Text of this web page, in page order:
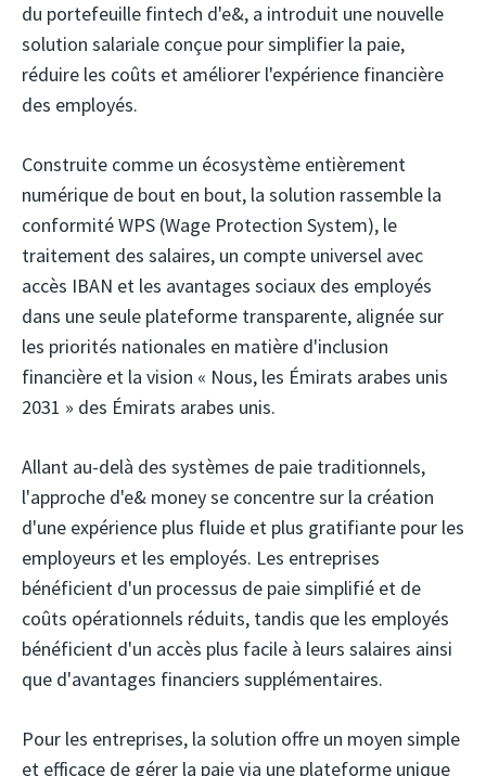
du portefeuille fintech d'e&, a introduit une nouvelle
solution salariale conçue pour simplifier la paie,
réduire les coûts et améliorer l'expérience financière
des employés.
Construite comme un écosystème entièrement
numérique de bout en bout, la solution rassemble la
conformité WPS (Wage Protection System), le
traitement des salaires, un compte universel avec
accès IBAN et les avantages sociaux des employés
dans une seule plateforme transparente, alignée sur
les priorités nationales en matière d'inclusion
financière et la vision « Nous, les Émirats arabes unis
2031 » des Émirats arabes unis.
Allant au-delà des systèmes de paie traditionnels,
l'approche d'e& money se concentre sur la création
d'une expérience plus fluide et plus gratifiante pour les
employeurs et les employés. Les entreprises
bénéficient d'un processus de paie simplifié et de
coûts opérationnels réduits, tandis que les employés
bénéficient d'un accès plus facile à leurs salaires ainsi
que d'avantages financiers supplémentaires.
Pour les entreprises, la solution offre un moyen simple
et efficace de gérer la paie via une plateforme unique